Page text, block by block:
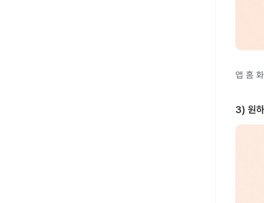
앱 홈
3) 원